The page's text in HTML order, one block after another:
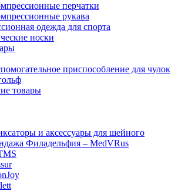
перчатки
рукава
одежда для спорта
носки
приспособление для чулок
товары
и аксессуары для шейного
Филадельфия – MedVRus